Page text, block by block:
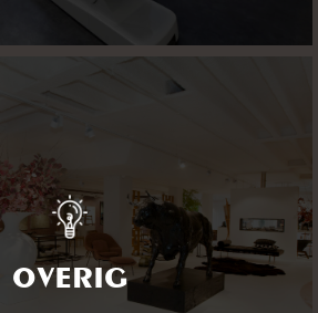
OVERIG
OVERIG
die door De Leeuw Interieurbouw zijn
niet ‘in een hokje’, zoals het bedrijf
niet standaard is te noemen.